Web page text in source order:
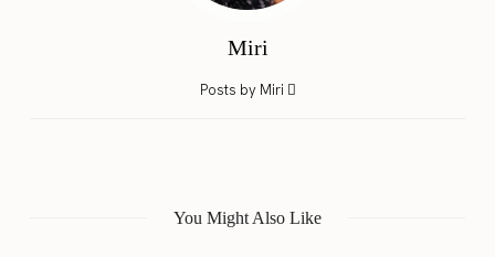
Miri
Posts by Miri
You Might Also Like